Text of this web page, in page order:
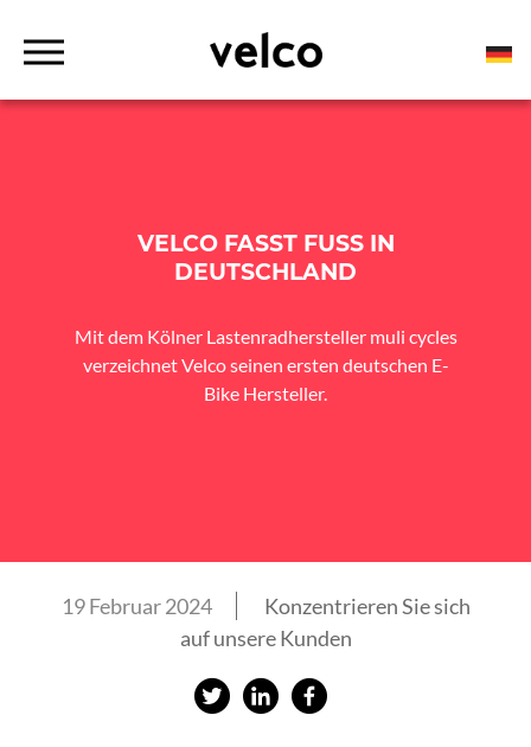
t VELCO
Maßgeschneiderte vernetzte Lösungen für urbane Mobilität
D
p
VELCO FASST FUSS IN D
EUTSCHLAND
Mit dem Kölner Lastenradhersteller muli cycles
verzeichnet Velco seinen ersten deutschen E-
Bike Hersteller.
19 Februar 2024
Konzentrieren Sie sich
auf unsere Kunden
S
S
S